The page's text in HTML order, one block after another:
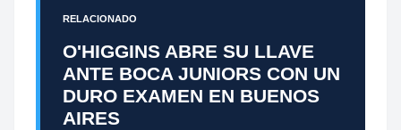
RELACIONADO
O'HIGGINS ABRE SU LLAVE
ANTE BOCA JUNIORS CON UN
DURO EXAMEN EN BUENOS
AIRES